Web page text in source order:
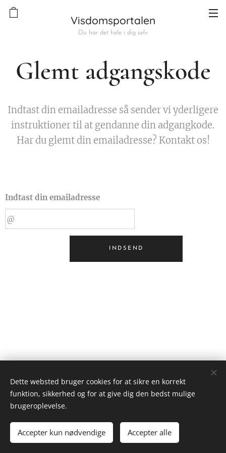
Visdomsportalen
Du har det hele i dig selv
Glemt adgangskode
Indtast din emailadresse så sender vi yderligere
instruktioner til at gendanne din adgangkode.
Har du glemt din emailadresse? Kontakt os!
Indtast din emailadresse
INDSEND
Alle rettigheder forbeholdes 2026
Cookies
Dette websted bruger cookies for at sikre en korrekt
funktion, sikkerhed og for at give dig den bedst mulige
brugeroplevelse.
Accepter kun nødvendige Accepter alle